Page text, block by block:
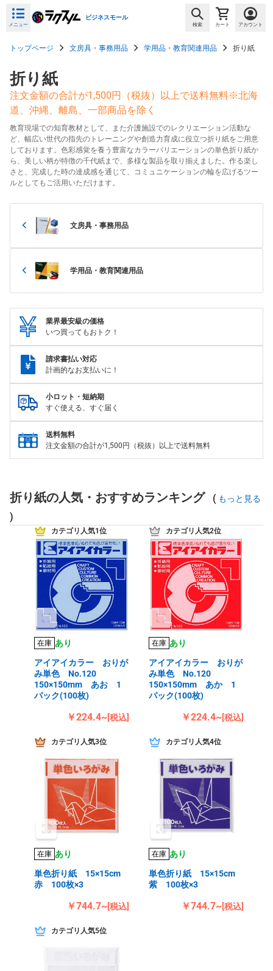
メニュー
ビジネスモール
検索 カート アカウント
トップページ 文房具・事務用品 学用品・教育関連用品 折り紙
折り紙
注文金額の合計が1,500円（税抜）以上で送料無料※北海
道、沖縄、離島、一部商品を除く
教育現場での知育教材として、また介護施設でのレクリエーション活動な
ど、幅広い世代の指先のトレーニングや創造力育成に役立つ折り紙をご用意
しております。色彩感覚を養う豊富なカラーバリエーションの単色折り紙か
ら、美しい柄が特徴の千代紙まで、多様な製品を取り揃えました。作る楽し
さと、完成した時の達成感を通じて、コミュニケーションの輪を広げるツー
ルとしてもご活用いただけます。
文房具・事務用品
学用品・教育関連用品
業界最安級の価格
いつ買ってもおトク！
請求書払い対応
計画的なお支払いに！
小ロット・短納期
すぐ使える、すぐ届く
送料無料
注文金額の合計が1,500円（税抜）以上で送料無料
折り紙の人気・おすすめランキング ( もっと見る
)
カテゴリ人気1位
在庫 あり
アイアイカラー おりが
み単色 No.120
150×150mm あお 1
パック(100枚)
￥224.4~[税込]
カテゴリ人気2位
在庫 あり
アイアイカラー おりが
み単色 No.120
150×150mm あか 1
パック(100枚)
￥224.4~[税込]
カテゴリ人気3位
在庫 あり
単色折り紙 15×15cm
赤 100枚×3
￥744.7~[税込]
カテゴリ人気4位
在庫 あり
単色折り紙 15×15cm
紫 100枚×3
￥744.7~[税込]
カテゴリ人気5位